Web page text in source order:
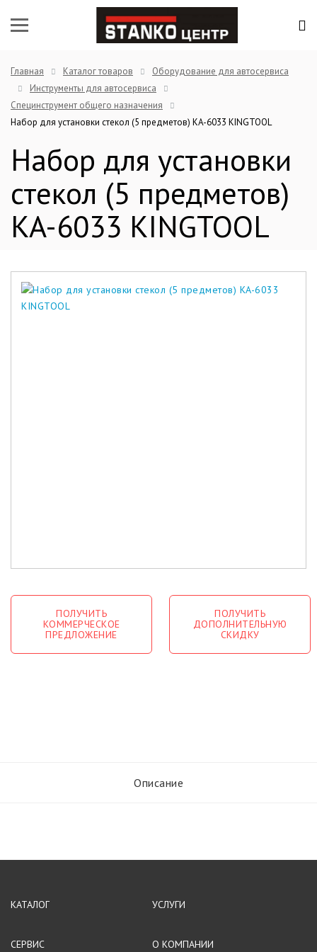
Главная Каталог товаров
Оборудование для автосервиса
Инструменты для автосервиса
Специнструмент общего назначения
Набор для установки стекол (5 предметов) KA-6033 KINGTOOL
Набор для установки
стекол (5 предметов)
KA-6033 KINGTOOL
ПОЛУЧИТЬ
КОММЕРЧЕСКОЕ
ПРЕДЛОЖЕНИЕ
ПОЛУЧИТЬ
ДОПОЛНИТЕЛЬНУЮ
СКИДКУ
Описание
КАТАЛОГ УСЛУГИ
СЕРВИС О КОМПАНИИ